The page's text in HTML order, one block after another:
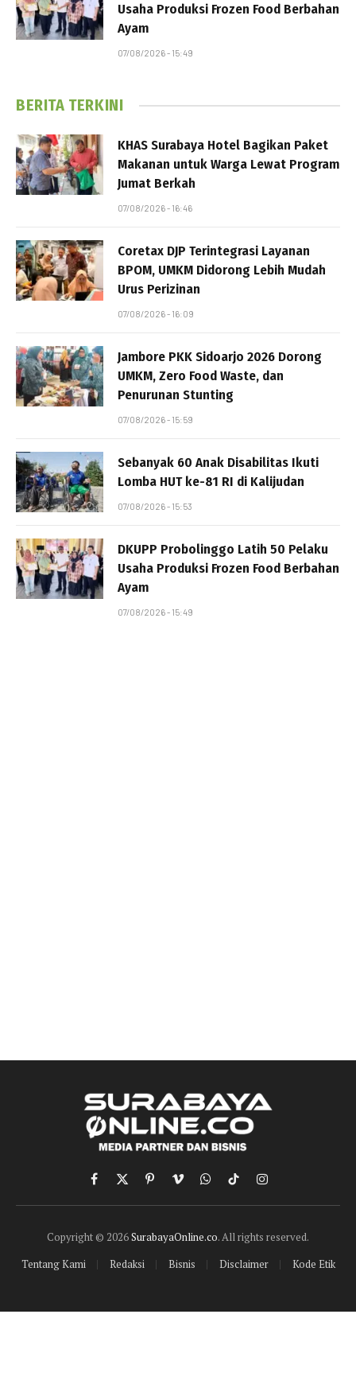
Usaha Produksi Frozen Food Berbahan
Ayam
07/08/2026 - 15:49
BERITA TERKINI
KHAS Surabaya Hotel Bagikan Paket
Makanan untuk Warga Lewat Program
Jumat Berkah
07/08/2026 - 16:46
Coretax DJP Terintegrasi Layanan
BPOM, UMKM Didorong Lebih Mudah
Urus Perizinan
07/08/2026 - 16:09
Jambore PKK Sidoarjo 2026 Dorong
UMKM, Zero Food Waste, dan
Penurunan Stunting
07/08/2026 - 15:59
Sebanyak 60 Anak Disabilitas Ikuti
Lomba HUT ke-81 RI di Kalijudan
07/08/2026 - 15:53
DKUPP Probolinggo Latih 50 Pelaku
Usaha Produksi Frozen Food Berbahan
Ayam
07/08/2026 - 15:49
Facebook
X
(Twitter)
PinterestVimeoWhatsApp
TikTokInstagram
Copyright © 2026SurabayaOnline.co. All rights reserved.
Tentang Kami
Redaksi Bisnis Disclaimer Kode Etik